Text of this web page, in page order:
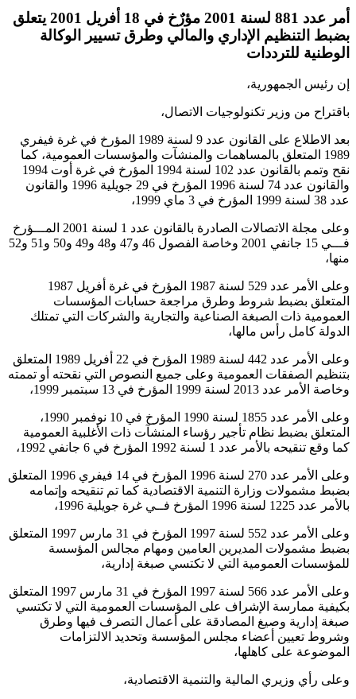
أمر عدد 881 لسنة 2001 مؤرٌخ في 18 أفريل 2001 يتعلق
بضبط التنظيم الإداري والمالي وطرق تسيير الوكالة
الوطنية للترددات
إن رئيس الجمهورية،
باقتراح من وزير تكنولوجيات الاتصال،
بعد الاطلاع على القانون عدد 9 لسنة 1989 المؤرخ في غرة فيفري
1989 المتعلق بالمساهمات والمنشآت والمؤسسات العمومية، كما
نقح وتمم بالقانون عدد 102 لسنة 1994 المؤرخ في غرة أوت 1994
والقانون عدد 74 لسنة 1996 المؤرخ في 29 جويلية 1996 والقانون
عدد 38 لسنة 1999 المؤرخ في 3 ماي 1999،
وعلى مجلة الاتصالات الصادرة بالقانون عدد 1 لسنة 2001 المـــؤرخ
فـــي 15 جانفي 2001 وخاصة الفصول 46 و47 و48 و49 و50 و51 و52
منها،
وعلى الأمر عدد 529 لسنة 1987 المؤرخ في غرة أفريل 1987
المتعلق بضبط شروط وطرق مراجعة حسابات المؤسسات
العمومية ذات الصبغة الصناعية والتجارية والشركات التي تمتلك
الدولة كامل رأس مالها،
وعلى الأمر عدد 442 لسنة 1989 المؤرخ في 22 أفريل 1989 المتعلق
بتنظيم الصفقات العمومية وعلى جميع النصوص التي نقحته أو تممته
وخاصة الأمر عدد 2013 لسنة 1999 المؤرخ في 13 سبتمبر 1999،
وعلى الأمر عدد 1855 لسنة 1990 المؤرخ في 10 نوفمبر 1990،
المتعلق بضبط نظام تأجير رؤساء المنشآت ذات الأغلبية العمومية
كما وقع تنقيحه بالأمر عدد 1 لسنة 1992 المؤرخ في 6 جانفي 1992،
وعلى الأمر عدد 270 لسنة 1996 المؤرخ في 14 فيفري 1996 المتعلق
بضبط مشمولات وزارة التنمية الاقتصادية كما تم تنقيحه وإتمامه
بالأمر عدد 1225 لسنة 1996 المؤرخ فــي غرة جويلية 1996،
وعلى الأمر عدد 552 لسنة 1997 المؤرخ في 31 مارس 1997 المتعلق
بضبط مشمولات المديرين العامين ومهام مجالس المؤسسة
للمؤسسات العمومية التي لا تكتسي صبغة إدارية،
وعلى الأمر عدد 566 لسنة 1997 المؤرخ في 31 مارس 1997 المتعلق
بكيفية ممارسة الإشراف على المؤسسات العمومية التي لا تكتسي
صبغة إدارية وصيغ المصادقة على أعمال التصرف فيها وطرق
وشروط تعيين أعضاء مجلس المؤسسة وتحديد الالتزامات
الموضوعة على كاهلها،
وعلى رأي وزيري المالية والتنمية الاقتصادية،